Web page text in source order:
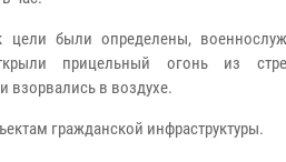
цели были определены,
прицельный огонь из
взорвались в воздухе.
гражданской инфраструктуры.